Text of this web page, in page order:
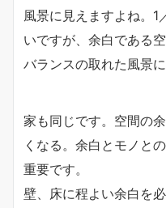
風景に見えますよね。1
いですが、余白である
バランスの取れた風景に
家も同じです。空間の
くなる。余白とモノと
重要です。
壁、床に程よい余白を